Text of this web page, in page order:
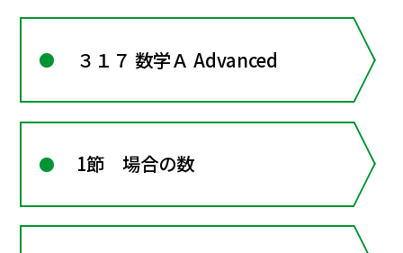
３１７ 数学Ａ Advanced
1節 場合の数